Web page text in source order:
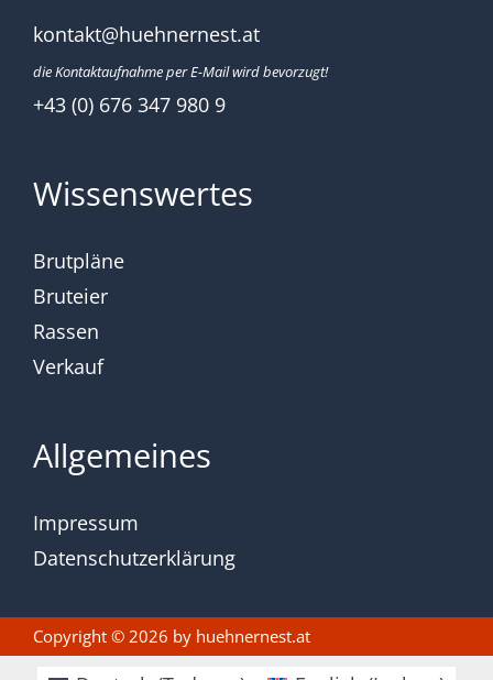
kontakt@huehnernest.at
die Kontaktaufnahme per E-Mail wird bevorzugt!
+43 (0) 676 347 980 9
Wissenswertes
Brutpläne
Bruteier
Rassen
Verkauf
Allgemeines
Impressum
Datenschutzerklärung
Copyright © 2026 by huehnernest.at